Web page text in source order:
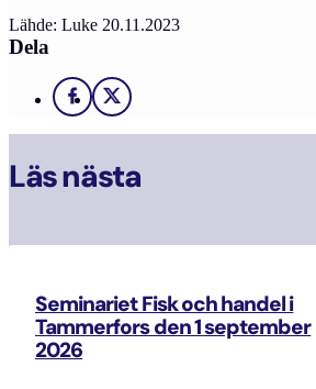
Lähde: Luke 20.11.2023
Dela
Facebook
X
Läs nästa
Seminariet Fisk och handel i
Tammerfors den 1 september
2026